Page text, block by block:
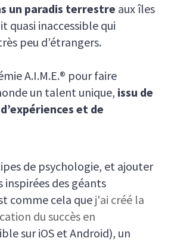
un paradis terrestre aux îles
quasi inaccessible qui
peu d’étrangers.
A.I.M.E.® pour faire
un talent unique, issu de
et de
de psychologie, et ajouter
inspirées des géants
comme cela que j'ai créé la
du succès en
sur iOS et Android), un